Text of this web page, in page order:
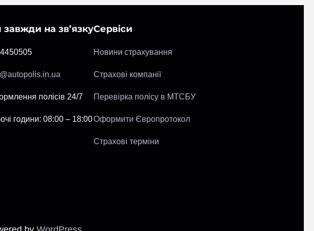
на зв’язку
полісів 24/7
години: 08:00 – 18:00
Сервіси
Новини страхування
Страхові компанії
Перевірка полісу в МТСБУ
Оформити Європротокол
Страхові терміни